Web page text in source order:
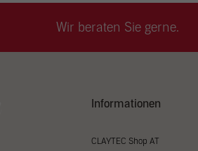
Wir beraten Sie gerne.
Informationen
CLAYTEC Shop AT